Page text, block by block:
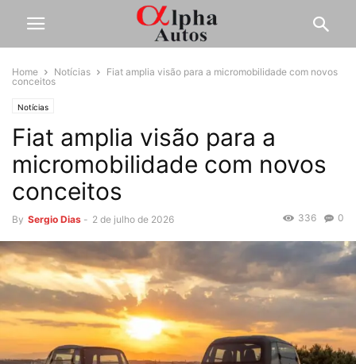
Home Notícias
Fiat amplia visão para a micromobilidade com novos
conceitos
Notícias
Fiat amplia visão para a
micromobilidade com novos
conceitos
By Sergio Dias - 2 de julho de 2026 0
336